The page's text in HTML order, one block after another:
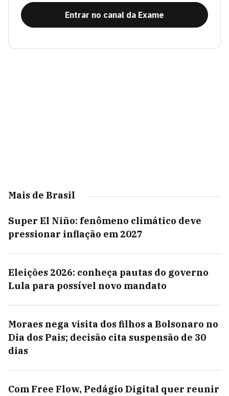
Entrar no canal da Exame
Mais de Brasil
Super El Niño: fenômeno climático deve
pressionar inflação em 2027
Eleições 2026: conheça pautas do governo
Lula para possível novo mandato
Moraes nega visita dos filhos a Bolsonaro no
Dia dos Pais; decisão cita suspensão de 30
dias
Com Free Flow, Pedágio Digital quer reunir